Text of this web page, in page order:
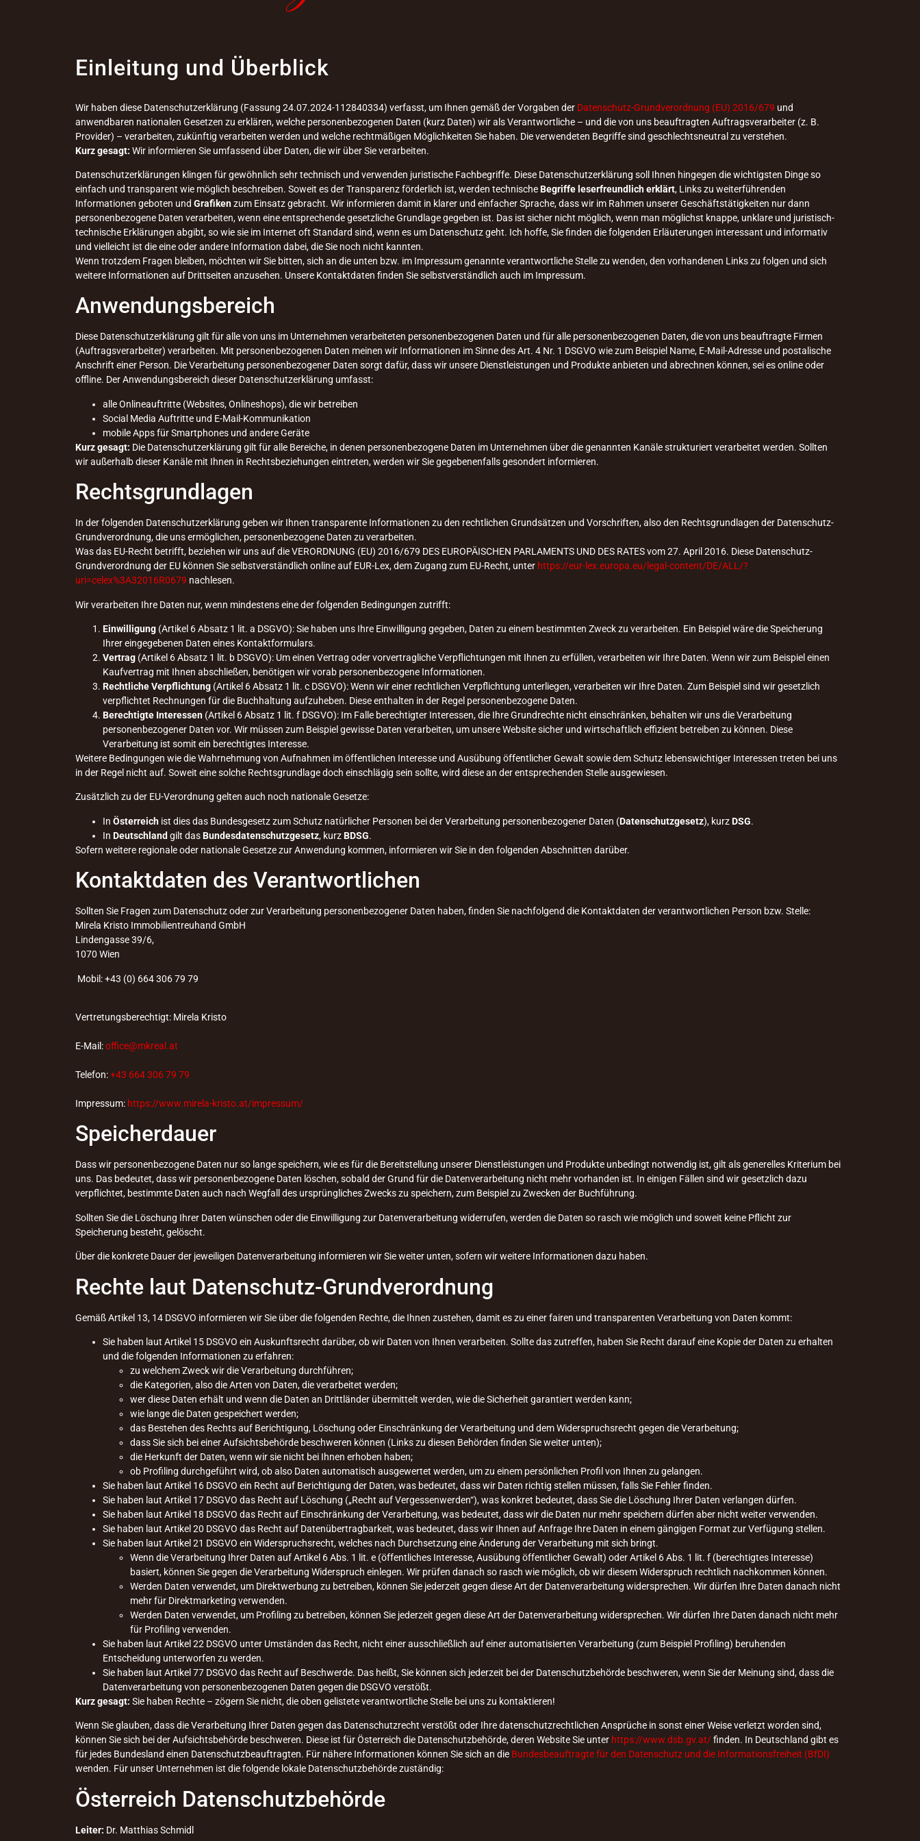
Einleitung und Überblick
Wir haben diese Datenschutzerklärung (Fassung 24.07.2024-112840334) verfasst, um Ihnen gemäß der Vorgaben der Datenschutz-Grundverordnung (EU) 2016/679 und
anwendbaren nationalen Gesetzen zu erklären, welche personenbezogenen Daten (kurz Daten) wir als Verantwortliche – und die von uns beauftragten Auftragsverarbeiter (z. B.
Provider) – verarbeiten, zukünftig verarbeiten werden und welche rechtmäßigen Möglichkeiten Sie haben. Die verwendeten Begriffe sind geschlechtsneutral zu verstehen.
Kurz gesagt: Wir informieren Sie umfassend über Daten, die wir über Sie verarbeiten.
Datenschutzerklärungen klingen für gewöhnlich sehr technisch und verwenden juristische Fachbegriffe. Diese Datenschutzerklärung soll Ihnen hingegen die wichtigsten Dinge so
einfach und transparent wie möglich beschreiben. Soweit es der Transparenz förderlich ist, werden technischeBegriffe leserfreundlich erklärt, Links zu weiterführenden
Informationen geboten und Grafikenzum Einsatz gebracht. Wir informieren damit in klarer und einfacher Sprache, dass wir im Rahmen unserer Geschäftstätigkeiten nur dann
personenbezogene Daten verarbeiten, wenn eine entsprechende gesetzliche Grundlage gegeben ist. Das ist sicher nicht möglich, wenn man möglichst knappe, unklare und juristisch-
technische Erklärungen abgibt, so wie sie im Internet oft Standard sind, wenn es um Datenschutz geht. Ich hoffe, Sie finden die folgenden Erläuterungen interessant und informativ
und vielleicht ist die eine oder andere Information dabei, die Sie noch nicht kannten.
Wenn trotzdem Fragen bleiben, möchten wir Sie bitten, sich an die unten bzw. im Impressum genannte verantwortliche Stelle zu wenden, den vorhandenen Links zu folgen und sich
weitere Informationen auf Drittseiten anzusehen. Unsere Kontaktdaten finden Sie selbstverständlich auch im Impressum.
Anwendungsbereich
Diese Datenschutzerklärung gilt für alle von uns im Unternehmen verarbeiteten personenbezogenen Daten und für alle personenbezogenen Daten, die von uns beauftragte Firmen
(Auftragsverarbeiter) verarbeiten. Mit personenbezogenen Daten meinen wir Informationen im Sinne des Art. 4 Nr. 1 DSGVO wie zum Beispiel Name, E-Mail-Adresse und postalische
Anschrift einer Person. Die Verarbeitung personenbezogener Daten sorgt dafür, dass wir unsere Dienstleistungen und Produkte anbieten und abrechnen können, sei es online oder
offline. Der Anwendungsbereich dieser Datenschutzerklärung umfasst:
alle Onlineauftritte (Websites, Onlineshops), die wir betreiben
Social Media Auftritte und E-Mail-Kommunikation
mobile Apps für Smartphones und andere Geräte
Kurz gesagt: Die Datenschutzerklärung gilt für alle Bereiche, in denen personenbezogene Daten im Unternehmen über die genannten Kanäle strukturiert verarbeitet werden. Sollten
wir außerhalb dieser Kanäle mit Ihnen in Rechtsbeziehungen eintreten, werden wir Sie gegebenenfalls gesondert informieren.
Rechtsgrundlagen
In der folgenden Datenschutzerklärung geben wir Ihnen transparente Informationen zu den rechtlichen Grundsätzen und Vorschriften, also den Rechtsgrundlagen der Datenschutz-
Grundverordnung, die uns ermöglichen, personenbezogene Daten zu verarbeiten.
Was das EU-Recht betrifft, beziehen wir uns auf die VERORDNUNG (EU) 2016/679 DES EUROPÄISCHEN PARLAMENTS UND DES RATES vom 27. April 2016. Diese Datenschutz-
Grundverordnung der EU können Sie selbstverständlich online auf EUR-Lex, dem Zugang zum EU-Recht, unter https://eur-lex.europa.eu/legal-content/DE/ALL/?
uri=celex%3A32016R0679 nachlesen.
Wir verarbeiten Ihre Daten nur, wenn mindestens eine der folgenden Bedingungen zutrifft:
Einwilligung (Artikel 6 Absatz 1 lit. a DSGVO): Sie haben uns Ihre Einwilligung gegeben, Daten zu einem bestimmten Zweck zu verarbeiten. Ein Beispiel wäre die Speicherung
Ihrer eingegebenen Daten eines Kontaktformulars.
Vertrag (Artikel 6 Absatz 1 lit. b DSGVO): Um einen Vertrag oder vorvertragliche Verpflichtungen mit Ihnen zu erfüllen, verarbeiten wir Ihre Daten. Wenn wir zum Beispiel einen
Kaufvertrag mit Ihnen abschließen, benötigen wir vorab personenbezogene Informationen.
Rechtliche Verpflichtung (Artikel 6 Absatz 1 lit. c DSGVO): Wenn wir einer rechtlichen Verpflichtung unterliegen, verarbeiten wir Ihre Daten. Zum Beispiel sind wir gesetzlich
verpflichtet Rechnungen für die Buchhaltung aufzuheben. Diese enthalten in der Regel personenbezogene Daten.
Berechtigte Interessen (Artikel 6 Absatz 1 lit. f DSGVO): Im Falle berechtigter Interessen, die Ihre Grundrechte nicht einschränken, behalten wir uns die Verarbeitung
personenbezogener Daten vor. Wir müssen zum Beispiel gewisse Daten verarbeiten, um unsere Website sicher und wirtschaftlich effizient betreiben zu können. Diese
Verarbeitung ist somit ein berechtigtes Interesse.
Weitere Bedingungen wie die Wahrnehmung von Aufnahmen im öffentlichen Interesse und Ausübung öffentlicher Gewalt sowie dem Schutz lebenswichtiger Interessen treten bei uns
in der Regel nicht auf. Soweit eine solche Rechtsgrundlage doch einschlägig sein sollte, wird diese an der entsprechenden Stelle ausgewiesen.
Zusätzlich zu der EU-Verordnung gelten auch noch nationale Gesetze:
In Österreich ist dies das Bundesgesetz zum Schutz natürlicher Personen bei der Verarbeitung personenbezogener Daten (Datenschutzgesetz), kurzDSG.
In Deutschland gilt dasBundesdatenschutzgesetz, kurzBDSG.
Sofern weitere regionale oder nationale Gesetze zur Anwendung kommen, informieren wir Sie in den folgenden Abschnitten darüber.
Kontaktdaten des Verantwortlichen
Sollten Sie Fragen zum Datenschutz oder zur Verarbeitung personenbezogener Daten haben, finden Sie nachfolgend die Kontaktdaten der verantwortlichen Person bzw. Stelle:
Mirela Kristo Immobilientreuhand GmbH
Lindengasse 39/6,
1070 Wien
Mobil: +43 (0) 664 306 79 79
Vertretungsberechtigt: Mirela Kristo
E-Mail:office@mkreal.at
Telefon:+43 664 306 79 79
Impressum: https://www.mirela-kristo.at/impressum/
Speicherdauer
Dass wir personenbezogene Daten nur so lange speichern, wie es für die Bereitstellung unserer Dienstleistungen und Produkte unbedingt notwendig ist, gilt als generelles Kriterium bei
uns. Das bedeutet, dass wir personenbezogene Daten löschen, sobald der Grund für die Datenverarbeitung nicht mehr vorhanden ist. In einigen Fällen sind wir gesetzlich dazu
verpflichtet, bestimmte Daten auch nach Wegfall des ursprüngliches Zwecks zu speichern, zum Beispiel zu Zwecken der Buchführung.
Sollten Sie die Löschung Ihrer Daten wünschen oder die Einwilligung zur Datenverarbeitung widerrufen, werden die Daten so rasch wie möglich und soweit keine Pflicht zur
Speicherung besteht, gelöscht.
Über die konkrete Dauer der jeweiligen Datenverarbeitung informieren wir Sie weiter unten, sofern wir weitere Informationen dazu haben.
Rechte laut Datenschutz-Grundverordnung
Gemäß Artikel 13, 14 DSGVO informieren wir Sie über die folgenden Rechte, die Ihnen zustehen, damit es zu einer fairen und transparenten Verarbeitung von Daten kommt:
Sie haben laut Artikel 15 DSGVO ein Auskunftsrecht darüber, ob wir Daten von Ihnen verarbeiten. Sollte das zutreffen, haben Sie Recht darauf eine Kopie der Daten zu erhalten
und die folgenden Informationen zu erfahren:
zu welchem Zweck wir die Verarbeitung durchführen;
die Kategorien, also die Arten von Daten, die verarbeitet werden;
wer diese Daten erhält und wenn die Daten an Drittländer übermittelt werden, wie die Sicherheit garantiert werden kann;
wie lange die Daten gespeichert werden;
das Bestehen des Rechts auf Berichtigung, Löschung oder Einschränkung der Verarbeitung und dem Widerspruchsrecht gegen die Verarbeitung;
dass Sie sich bei einer Aufsichtsbehörde beschweren können (Links zu diesen Behörden finden Sie weiter unten);
die Herkunft der Daten, wenn wir sie nicht bei Ihnen erhoben haben;
ob Profiling durchgeführt wird, ob also Daten automatisch ausgewertet werden, um zu einem persönlichen Profil von Ihnen zu gelangen.
Sie haben laut Artikel 16 DSGVO ein Recht auf Berichtigung der Daten, was bedeutet, dass wir Daten richtig stellen müssen, falls Sie Fehler finden.
Sie haben laut Artikel 17 DSGVO das Recht auf Löschung („Recht auf Vergessenwerden“), was konkret bedeutet, dass Sie die Löschung Ihrer Daten verlangen dürfen.
Sie haben laut Artikel 18 DSGVO das Recht auf Einschränkung der Verarbeitung, was bedeutet, dass wir die Daten nur mehr speichern dürfen aber nicht weiter verwenden.
Sie haben laut Artikel 20 DSGVO das Recht auf Datenübertragbarkeit, was bedeutet, dass wir Ihnen auf Anfrage Ihre Daten in einem gängigen Format zur Verfügung stellen.
Sie haben laut Artikel 21 DSGVO ein Widerspruchsrecht, welches nach Durchsetzung eine Änderung der Verarbeitung mit sich bringt.
Wenn die Verarbeitung Ihrer Daten auf Artikel 6 Abs. 1 lit. e (öffentliches Interesse, Ausübung öffentlicher Gewalt) oder Artikel 6 Abs. 1 lit. f (berechtigtes Interesse)
basiert, können Sie gegen die Verarbeitung Widerspruch einlegen. Wir prüfen danach so rasch wie möglich, ob wir diesem Widerspruch rechtlich nachkommen können.
Werden Daten verwendet, um Direktwerbung zu betreiben, können Sie jederzeit gegen diese Art der Datenverarbeitung widersprechen. Wir dürfen Ihre Daten danach nicht
mehr für Direktmarketing verwenden.
Werden Daten verwendet, um Profiling zu betreiben, können Sie jederzeit gegen diese Art der Datenverarbeitung widersprechen. Wir dürfen Ihre Daten danach nicht mehr
für Profiling verwenden.
Sie haben laut Artikel 22 DSGVO unter Umständen das Recht, nicht einer ausschließlich auf einer automatisierten Verarbeitung (zum Beispiel Profiling) beruhenden
Entscheidung unterworfen zu werden.
Sie haben laut Artikel 77 DSGVO das Recht auf Beschwerde. Das heißt, Sie können sich jederzeit bei der Datenschutzbehörde beschweren, wenn Sie der Meinung sind, dass die
Datenverarbeitung von personenbezogenen Daten gegen die DSGVO verstößt.
Kurz gesagt: Sie haben Rechte – zögern Sie nicht, die oben gelistete verantwortliche Stelle bei uns zu kontaktieren!
Wenn Sie glauben, dass die Verarbeitung Ihrer Daten gegen das Datenschutzrecht verstößt oder Ihre datenschutzrechtlichen Ansprüche in sonst einer Weise verletzt worden sind,
können Sie sich bei der Aufsichtsbehörde beschweren. Diese ist für Österreich die Datenschutzbehörde, deren Website Sie unter https://www.dsb.gv.at/finden. In Deutschland gibt es
für jedes Bundesland einen Datenschutzbeauftragten. Für nähere Informationen können Sie sich an die Bundesbeauftragte für den Datenschutz und die Informationsfreiheit (BfDI)
wenden. Für unser Unternehmen ist die folgende lokale Datenschutzbehörde zuständig:
Österreich Datenschutzbehörde
Leiter: Dr. Matthias Schmidl